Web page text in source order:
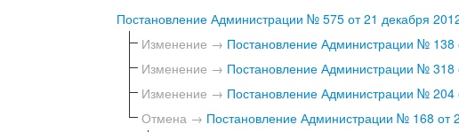
Постановление Администрации № 575 от 21 декабря
Изменение → Постановление Администрации № 138
Изменение → Постановление Администрации № 318
Изменение → Постановление Администрации № 204
Отмена → Постановление Администрации № 168 от